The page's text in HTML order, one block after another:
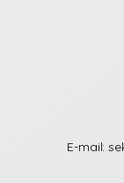
E-mail: